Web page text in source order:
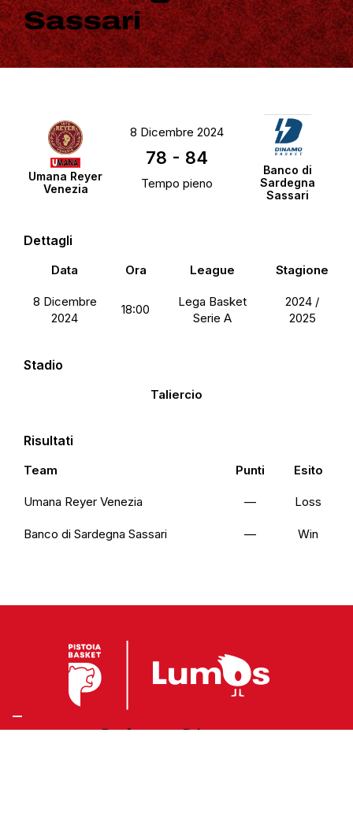
Sassari
Umana Reyer
Venezia
Banco di
Sardegna
Sassari
8 Dicembre 2024
78 - 84
Tempo pieno
Dettagli
Data Ora League Stagione
8 Dicembre
2024
18:00
Lega Basket
Serie A
2024 /
2025
Stadio
Taliercio
Risultati
Team Punti Esito
Umana Reyer Venezia — Loss
Banco di Sardegna Sassari — Win
Preferenze Privacy